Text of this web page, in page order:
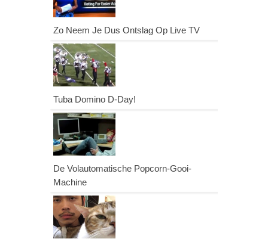
Zo Neem Je Dus Ontslag Op Live TV
Tuba Domino D-Day!
De Volautomatische Popcorn-Gooi-
Machine